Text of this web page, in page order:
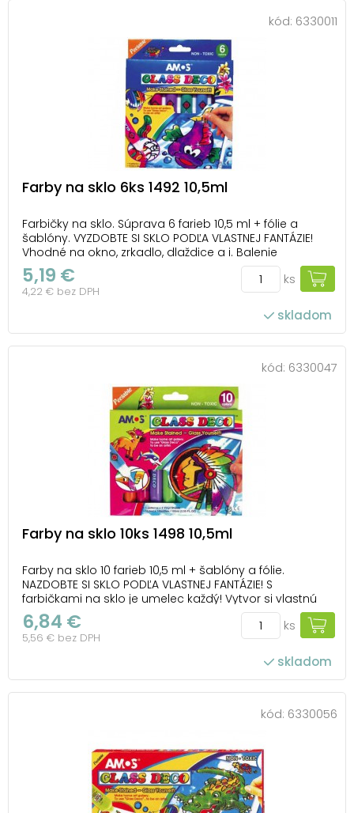
kód: 6330011
Farby na sklo 6ks 1492 10,5ml
Farbičky na sklo. Súprava 6 farieb 10,5 ml + fólie a
šablóny. VYZDOBTE SI SKLO PODĽA VLASTNEJ FANTÁZIE!
Vhodné na okno, zrkadlo, dlaždice a i. Balenie
obsahuje: - 5 ks farieb na sklo 10,5 ml - 1 ks čierne
kontúry 10,5 ml - 4 ks predlohy na papieri - 2 ks fólie na
maľovanie NÁVOD: 1. P...
5,19 €
4,22 € bez DPH
ks
skladom
kód: 6330047
Farby na sklo 10ks 1498 10,5ml
Farby na sklo 10 farieb 10,5 ml + šablóny a fólie.
NAZDOBTE SI SKLO PODĽA VLASTNEJ FANTÁZIE! S
farbičkami na sklo je umelec každý! Vytvor si vlastnú
kúzelnú výzdobu! Vhodné na okno, zrkadlo, dlaždice, ai.
Farby sú netoxické. BALENIE OBSAHUJE: - 9 ks farieb na
sklo 10,5 ml (žltá, oranžová, ...
6,84 €
5,56 € bez DPH
ks
skladom
kód: 6330056